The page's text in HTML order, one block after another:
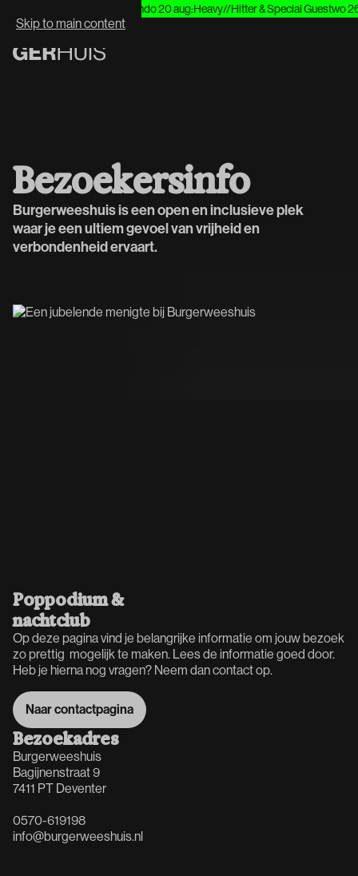
Skip to main content
do 20 aug:Heavy//Hitter & Special Guestwo 26
Bezoekersinfo
Burgerweeshuis is een open en inclusieve plek
waar je een ultiem gevoel van vrijheid en
verbondenheid ervaart.
Poppodium &
nachtclub
Op deze pagina vind je belangrijke informatie om jouw bezoek
zo prettig mogelijk te maken. Lees de informatie goed door.
Heb je hierna nog vragen? Neem dan contact op.
Naar contactpagina
Bezoekadres
Burgerweeshuis
Bagijnenstraat 9
7411 PT Deventer
0570-619198
info@burgerweeshuis.nl